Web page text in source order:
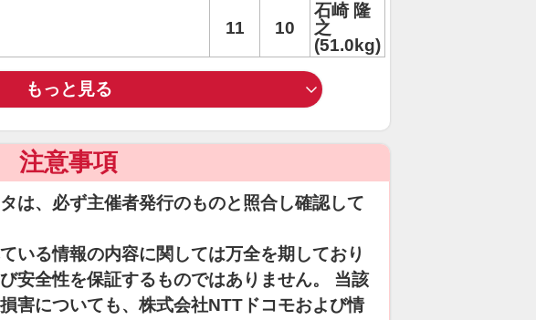
11 10
石崎 隆
之
(51.0kg)
もっと見る
注意事項
は、必ず主催者発行のものと照合し確認して
いる情報の内容に関しては万全を期しており
安全性を保証するものではありません。 当該
害についても、株式会社NTTドコモおよび情